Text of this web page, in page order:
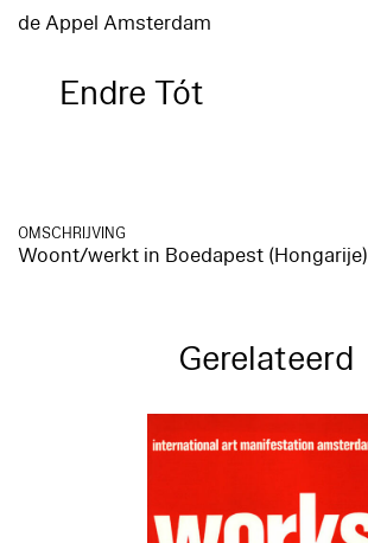
de Appel Amsterdam
Endre Tót
OMSCHRIJVING
Woont/werkt in Boedapest (Hongarije)
Gerelateerd